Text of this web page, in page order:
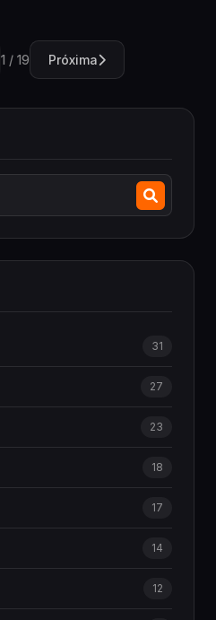
1 / 19 Próxima
31
27
23
18
17
14
12